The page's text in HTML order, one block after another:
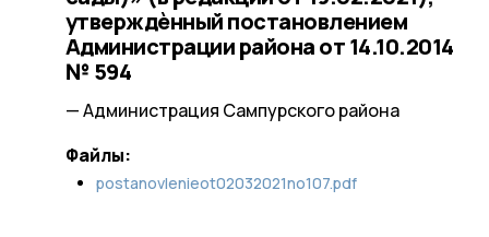
утверждѐнный постановлением
Администрации района от 14.10.2014
№ 594
— Администрация Сампурского района
Файлы:
postanovlenieot02032021no107.pdf